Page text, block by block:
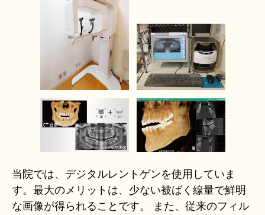
当院では、デジタルレントゲンを使用していま
す。最大のメリットは、少ない被ばく線量で鮮明
な画像が得られることです。 また、従来のフィル